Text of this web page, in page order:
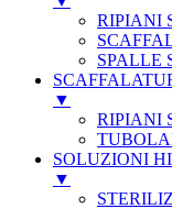
RIPIANI
SPALLE
▼
RIPIANI
SOLUZIONI
▼